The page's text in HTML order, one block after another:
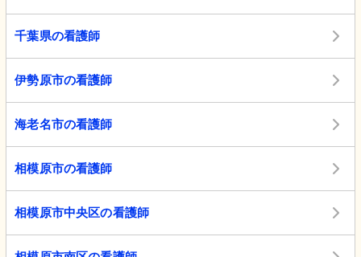
千葉県の看護師
伊勢原市の看護師
海老名市の看護師
相模原市の看護師
相模原市中央区の看護師